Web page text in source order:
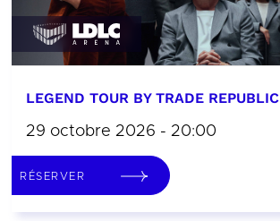
LEGEND TOUR BY TRADE REPUBLIC
29 octobre 2026 - 20:00
RÉSERVER